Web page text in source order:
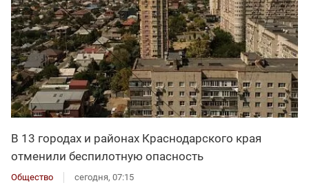
В 13 городах и районах Краснодарского края
отменили беспилотную опасность
Общество сегодня, 07:15